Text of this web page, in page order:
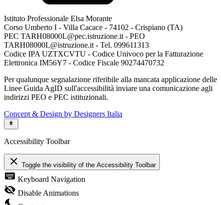
Istituto Professionale Elsa Morante
Corso Umberto I - Villa Cacace - 74102 - Crispiano (TA)
PEC TARH08000L@pec.istruzione.it - PEO
TARH08000L@istruzione.it - Tel. 099611313
Codice IPA UZTXCVTU - Codice Univoco per la Fatturazione
Elettronica IM56Y7 - Codice Fiscale 90274470732
Per qualunque segnalazione riferibile alla mancata applicazione delle
Linee Guida AgID sull'accessibilità inviare una comunicazione agli
indirizzi PEO e PEC istituzionali.
Concept & Design by Designers Italia
Accessibility Toolbar
close Toggle the visibility of the Accessibility Toolbar
keyboard Keyboard Navigation
visibility_off Disable Animations